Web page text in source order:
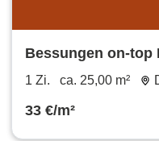
Bessungen on-top
Zeit
1 Zi. ca. 25,00 m²
33 €/m²